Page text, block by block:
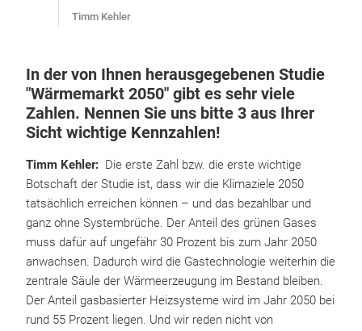
Timm Kehler
In der von Ihnen herausgegebenen Studie
"Wärmemarkt 2050" gibt es sehr viele
Zahlen. Nennen Sie uns bitte 3 aus Ihrer
Sicht wichtige Kennzahlen!
Timm Kehler: Die erste Zahl bzw. die erste wichtige
Botschaft der Studie ist, dass wir die Klimaziele 2050
tatsächlich erreichen können – und das bezahlbar und
ganz ohne Systembrüche. Der Anteil des grünen Gases
muss dafür auf ungefähr 30 Prozent bis zum Jahr 2050
anwachsen. Dadurch wird die Gastechnologie weiterhin die
zentrale Säule der Wärmeerzeugung im Bestand bleiben.
Der Anteil gasbasierter Heizsysteme wird im Jahr 2050 bei
rund 55 Prozent liegen. Und wir reden nicht von